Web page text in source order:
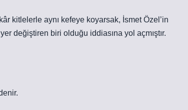
kitlelerle aynı kefeye koyarsak, İsmet Özel’in
değiştiren biri olduğu iddiasına yol açmıştır.